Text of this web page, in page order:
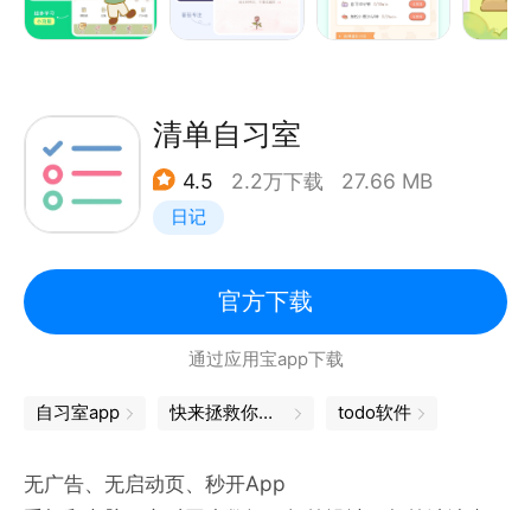
2、专注：你的专注将伴随着玫瑰花的成长，答应我一
定要替小王子好好照顾玫瑰花哦，拜托拜托~
3、自习号：穿梭宇宙，着陆心仪的星球，与Yo友们一
起自习专注吧，别忘了给他人一个鼓励哦~
记得经常来翻翻，这样你就会发现，你的进步有多惊人
啊！
5、惊喜贩卖机：每天打卡和专注都能获得玫瑰花奖
励，收获的玫瑰花可用来换取精美明信片和yoyo的小
6、YoYo计时器：每个重要的时刻，都值得记录，还
能放在手机桌面上时刻提醒你哦~怎么样，YoYo是不
清单自习室
4.5 2.2万下载 27.66 MB
日记
官方下载
通过应用宝app下载
自习室app 快来拯救你的DDL吧 todo软件
无广告、无启动页、秒开App